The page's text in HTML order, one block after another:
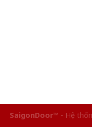
SaigonDoor™ - Hệ